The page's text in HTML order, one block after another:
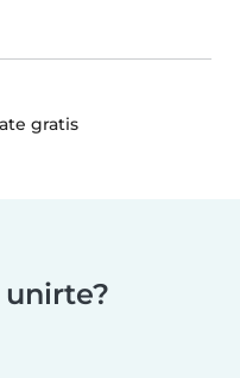
gratis
unirte?